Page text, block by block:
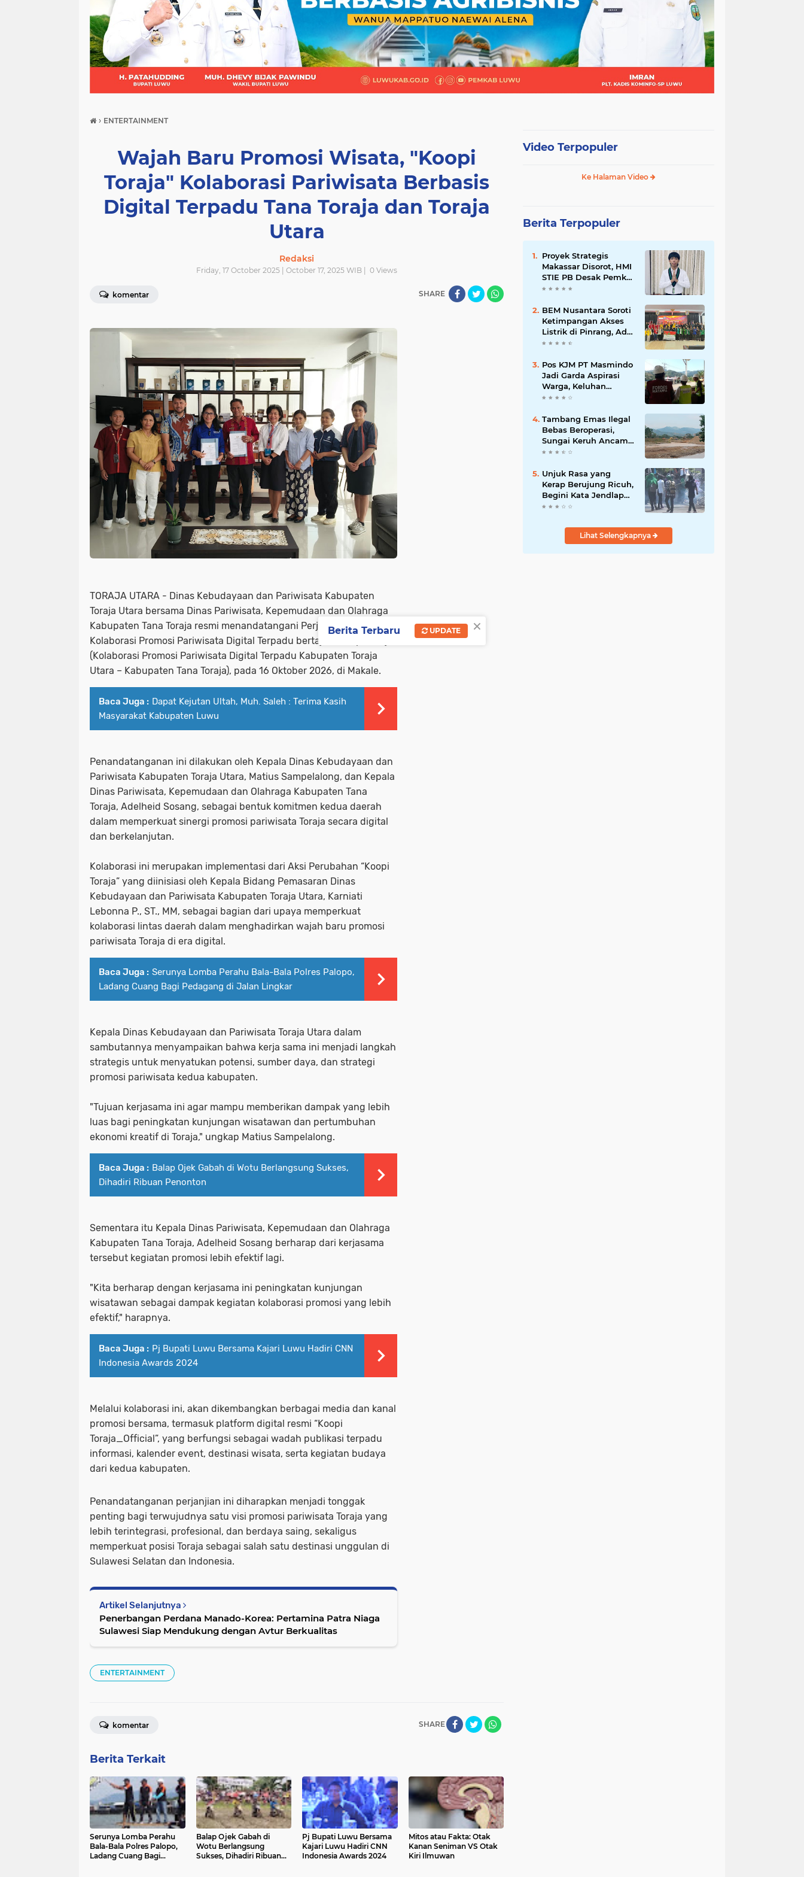
(21) (9) (7)
› ENTERTAINMENT
Wajah Baru Promosi Wisata, "Koopi
Toraja" Kolaborasi Pariwisata Berbasis
Digital Terpadu Tana Toraja dan Toraja
Utara
Redaksi
Friday, 17 October 2025 | October 17, 2025 WIB | 0 Views
komentar SHARE
TORAJA UTARA - Dinas Kebudayaan dan Pariwisata Kabupaten
Toraja Utara bersama Dinas Pariwisata, Kepemudaan dan Olahraga
Kabupaten Tana Toraja resmi menandatangani Perjanjian Kerjasama
Kolaborasi Promosi Pariwisata Digital Terpadu bertajuk “Koopi Toraja”
(Kolaborasi Promosi Pariwisata Digital Terpadu Kabupaten Toraja
Utara – Kabupaten Tana Toraja), pada 16 Oktober 2026, di Makale.
Baca Juga : Dapat Kejutan Ultah, Muh. Saleh : Terima Kasih
Masyarakat Kabupaten Luwu
Penandatanganan ini dilakukan oleh Kepala Dinas Kebudayaan dan
Pariwisata Kabupaten Toraja Utara, Matius Sampelalong, dan Kepala
Dinas Pariwisata, Kepemudaan dan Olahraga Kabupaten Tana
Toraja, Adelheid Sosang, sebagai bentuk komitmen kedua daerah
dalam memperkuat sinergi promosi pariwisata Toraja secara digital
dan berkelanjutan.
Kolaborasi ini merupakan implementasi dari Aksi Perubahan “Koopi
Toraja” yang diinisiasi oleh Kepala Bidang Pemasaran Dinas
Kebudayaan dan Pariwisata Kabupaten Toraja Utara, Karniati
Lebonna P., ST., MM, sebagai bagian dari upaya memperkuat
kolaborasi lintas daerah dalam menghadirkan wajah baru promosi
pariwisata Toraja di era digital.
Baca Juga : Serunya Lomba Perahu Bala-Bala Polres Palopo,
Ladang Cuang Bagi Pedagang di Jalan Lingkar
Kepala Dinas Kebudayaan dan Pariwisata Toraja Utara dalam
sambutannya menyampaikan bahwa kerja sama ini menjadi langkah
strategis untuk menyatukan potensi, sumber daya, dan strategi
promosi pariwisata kedua kabupaten.
"Tujuan kerjasama ini agar mampu memberikan dampak yang lebih
luas bagi peningkatan kunjungan wisatawan dan pertumbuhan
ekonomi kreatif di Toraja," ungkap Matius Sampelalong.
Baca Juga : Balap Ojek Gabah di Wotu Berlangsung Sukses,
Dihadiri Ribuan Penonton
Sementara itu Kepala Dinas Pariwisata, Kepemudaan dan Olahraga
Kabupaten Tana Toraja, Adelheid Sosang berharap dari kerjasama
tersebut kegiatan promosi lebih efektif lagi.
"Kita berharap dengan kerjasama ini peningkatan kunjungan
wisatawan sebagai dampak kegiatan kolaborasi promosi yang lebih
efektif," harapnya.
Baca Juga : Pj Bupati Luwu Bersama Kajari Luwu Hadiri CNN
Indonesia Awards 2024
Melalui kolaborasi ini, akan dikembangkan berbagai media dan kanal
promosi bersama, termasuk platform digital resmi “Koopi
Toraja_Official”, yang berfungsi sebagai wadah publikasi terpadu
informasi, kalender event, destinasi wisata, serta kegiatan budaya
dari kedua kabupaten.
Penandatanganan perjanjian ini diharapkan menjadi tonggak
penting bagi terwujudnya satu visi promosi pariwisata Toraja yang
lebih terintegrasi, profesional, dan berdaya saing, sekaligus
memperkuat posisi Toraja sebagai salah satu destinasi unggulan di
Sulawesi Selatan dan Indonesia.
Artikel Selanjutnya
Penerbangan Perdana Manado-Korea: Pertamina Patra Niaga
Sulawesi Siap Mendukung dengan Avtur Berkualitas
ENTERTAINMENT
SHARE
komentar
Berita Terkait
Serunya Lomba Perahu
Bala-Bala Polres Palopo,
Ladang Cuang Bagi
Balap Ojek Gabah di
Wotu Berlangsung
Sukses, Dihadiri Ribuan
Pj Bupati Luwu Bersama
Kajari Luwu Hadiri CNN
Indonesia Awards 2024
Mitos atau Fakta: Otak
Kanan Seniman VS Otak
Kiri Ilmuwan
Video Terpopuler
Ke Halaman Video
Berita Terpopuler
Proyek Strategis
Makassar Disorot, HMI
STIE PB Desak Pemkot
Transparan
BEM Nusantara Soroti
Ketimpangan Akses
Listrik di Pinrang, Ada
Kampung Belum
Pos KJM PT Masmindo
Jadi Garda Aspirasi
Warga, Keluhan
Ditangani Maksimal
Tambang Emas Ilegal
Bebas Beroperasi,
Sungai Keruh Ancam
Sawah dan Air Bersih
Unjuk Rasa yang
Kerap Berujung Ricuh,
Begini Kata Jendlap
API
Lihat Selengkapnya
×
Berita Terbaru UPDATE